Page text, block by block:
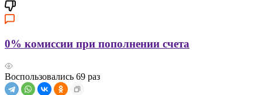
0% комиссии при пополнении счета
Воспользовались 69 раз